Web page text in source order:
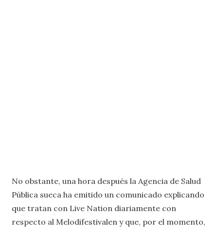
No obstante, una hora después la Agencia de Salud
Pública sueca ha emitido un comunicado explicando
que tratan con Live Nation diariamente con
respecto al Melodifestivalen y que, por el momento,